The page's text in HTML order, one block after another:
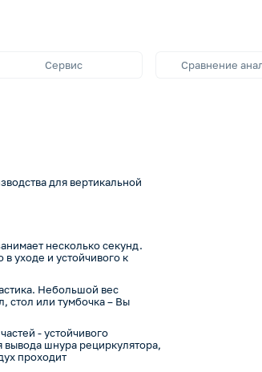
Сервис Сравнение
для вертикальной
несколько секунд.
уходе и устойчивого к
Небольшой вес
стол или тумбочка – Вы
- устойчивого
вывода шнура рециркулятора,
проходит